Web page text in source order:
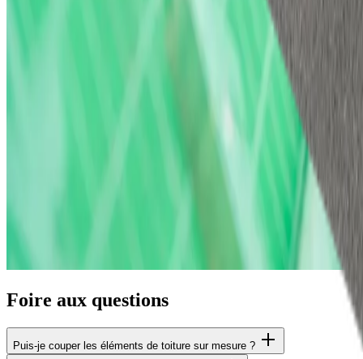
Foire aux questions
Puis-je couper les éléments de toiture sur mesure ?